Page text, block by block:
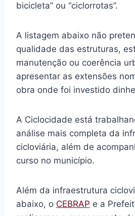
bicicleta” ou “ciclorrotas”.
A listagem abaixo não
qualidade das estruturas,
manutenção ou coerência
apresentar as extensões
obra onde foi investido
A Ciclocidade está
análise mais completa da
cicloviária, além de
curso no município.
Além da infraestrutura
abaixo, o CEBRAP e a